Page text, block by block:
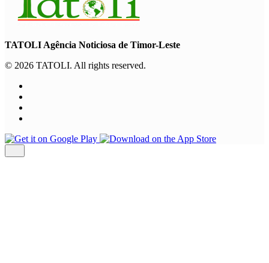
TATOLI Agência Noticiosa de Timor-Leste
© 2026 TATOLI. All rights reserved.